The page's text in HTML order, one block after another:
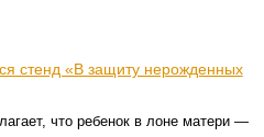
стенд «В защиту нерожденных
что ребенок в лоне матери —